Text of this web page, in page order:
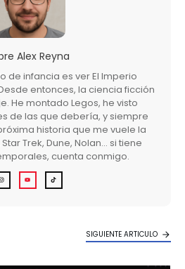
Alex Reyna
de infancia es ver El Imperio
entonces, la ciencia ficción
He montado Legos, he visto
de las que debería, y siempre
historia que me vuele la
Trek, Dune, Nolan… si tiene
cuenta conmigo.
SIGUIENTE ARTICULO